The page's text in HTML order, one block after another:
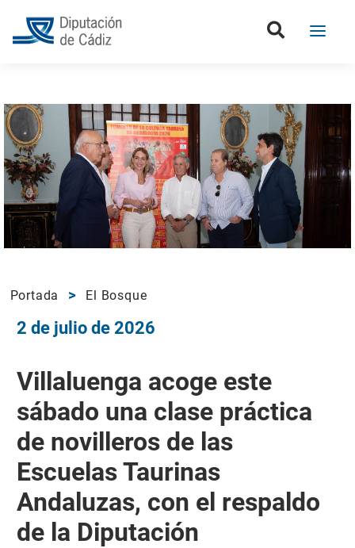
Portada El Bosque
2 de julio de 2026
Villaluenga acoge este
sábado una clase práctica
de novilleros de las
Escuelas Taurinas
Andaluzas, con el respaldo
de la Diputación